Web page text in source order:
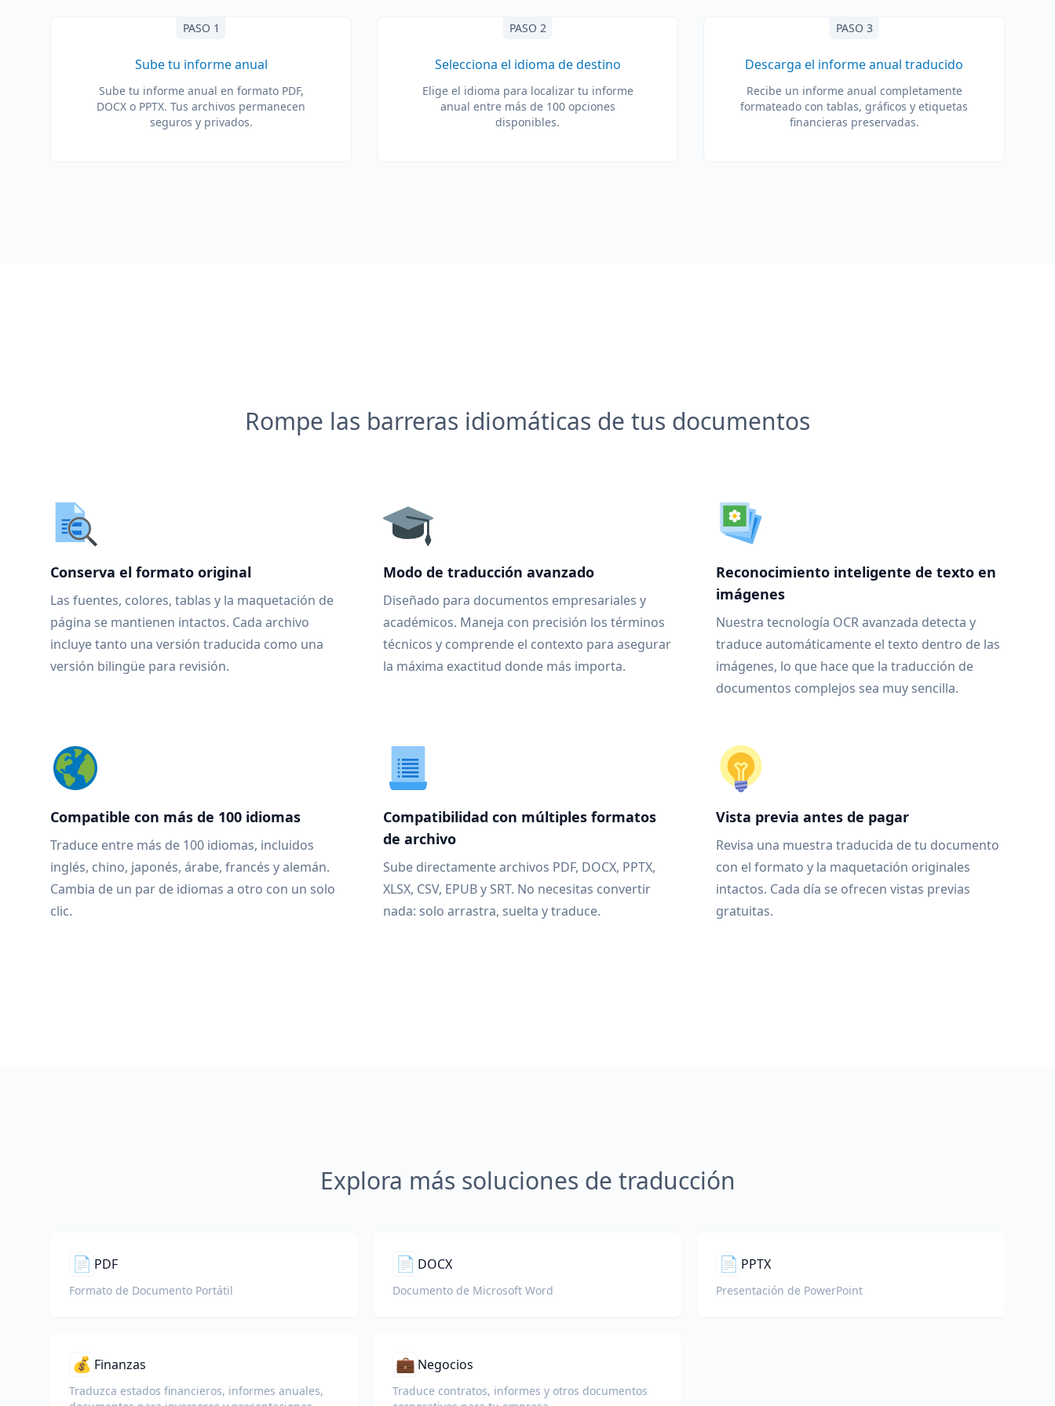
PASO 1
Sube tu informe anual
Sube tu informe anual en formato PDF,
DOCX o PPTX. Tus archivos permanecen
seguros y privados.
PASO 2
Selecciona el idioma de destino
Elige el idioma para localizar tu informe
anual entre más de 100 opciones
disponibles.
PASO 3
Descarga el informe anual traducido
Recibe un informe anual completamente
formateado con tablas, gráficos y etiquetas
financieras preservadas.
Rompe las barreras idiomáticas de tus documentos
Conserva el formato original
Las fuentes, colores, tablas y la maquetación de
página se mantienen intactos. Cada archivo
incluye tanto una versión traducida como una
versión bilingüe para revisión.
Modo de traducción avanzado
Diseñado para documentos empresariales y
académicos. Maneja con precisión los términos
técnicos y comprende el contexto para asegurar
la máxima exactitud donde más importa.
Reconocimiento inteligente de texto en
imágenes
Nuestra tecnología OCR avanzada detecta y
traduce automáticamente el texto dentro de las
imágenes, lo que hace que la traducción de
documentos complejos sea muy sencilla.
Compatible con más de 100 idiomas
Traduce entre más de 100 idiomas, incluidos
inglés, chino, japonés, árabe, francés y alemán.
Cambia de un par de idiomas a otro con un solo
clic.
Compatibilidad con múltiples formatos
de archivo
Sube directamente archivos PDF, DOCX, PPTX,
XLSX, CSV, EPUB y SRT. No necesitas convertir
nada: solo arrastra, suelta y traduce.
Vista previa antes de pagar
Revisa una muestra traducida de tu documento
con el formato y la maquetación originales
intactos. Cada día se ofrecen vistas previas
gratuitas.
Explora más soluciones de traducción
📄 PDF
Formato de Documento Portátil
📄 DOCX
Documento de Microsoft Word
📄 PPTX
Presentación de PowerPoint
💰 Finanzas
Traduzca estados financieros, informes anuales,
💼 Negocios
Traduce contratos, informes y otros documentos